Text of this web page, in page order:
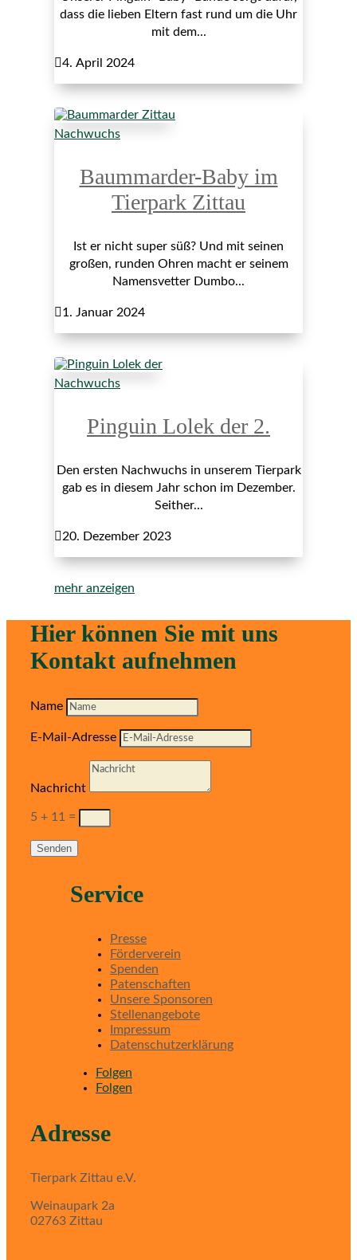
dass die lieben Eltern fast rund um die Uhr
mit dem...
4. April 2024
Nachwuchs
Baummarder-Baby im
Tierpark Zittau
Ist er nicht super süß? Und mit seinen
großen, runden Ohren macht er seinem
Namensvetter Dumbo...
1. Januar 2024
Nachwuchs
Pinguin Lolek der 2.
Den ersten Nachwuchs in unserem Tierpark
gab es in diesem Jahr schon im Dezember.
Seither...
20. Dezember 2023
mehr anzeigen
Hier können Sie mit uns
Kontakt aufnehmen
Name
E-Mail-Adresse
Nachricht
5 + 11 =
Senden
Service
Presse
Förderverein
Spenden
Patenschaften
Unsere Sponsoren
Stellenangebote
Impressum
Datenschutzerklärung
Folgen
Folgen
Adresse
Tierpark Zittau e.V.
Weinaupark 2a
02763 Zittau